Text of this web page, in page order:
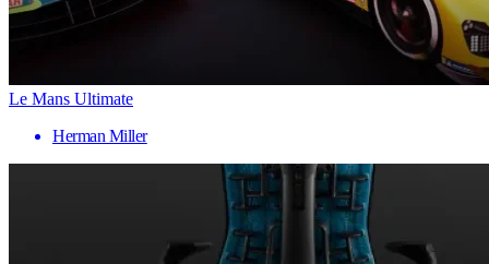
Le Mans Ultimate
Herman Miller